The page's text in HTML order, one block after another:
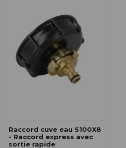
Raccord cuve eau S100X8
- Raccord express avec
sortie rapide